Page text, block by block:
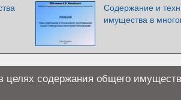
Содержание и
имущества в
целях содержания общего